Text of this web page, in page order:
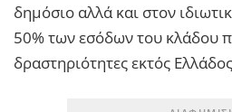
δημόσιο αλλά και στον
50% των εσόδων του κλάδου
δραστηριότητες εκτός